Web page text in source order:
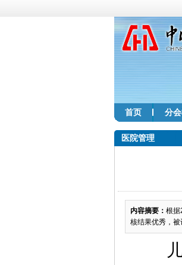
首页 分
医院管理
内容摘要： 根据
核结果优秀，被